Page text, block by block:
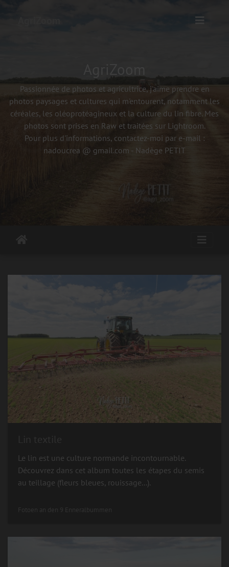
Passionnée de photos et agricultrice, j'aime prendre en
photos paysages et cultures qui m'entourent, notamment les
céréales, les oléoprotéagineux et la culture du lin fibre. Mes
photos sont prises en Raw et traitées sur Lightroom.
Pour plus d'informations, contactez-moi par e-mail :
nadoucrea @ gmail.com - Nadège PETIT
Le lin est une culture normande incontournable.
Découvrez dans cet album toutes les étapes du semis
au teillage (fleurs bleues, rouissage...).
Fotoen an den 9 Enneralbummen